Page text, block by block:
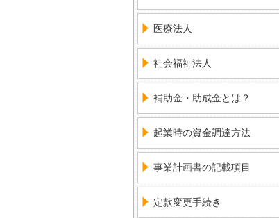
医療法人
社会福祉法人
補助金・助成金とは？
起業時の資金調達方法
事業計画書の記載項目
定款変更手続き